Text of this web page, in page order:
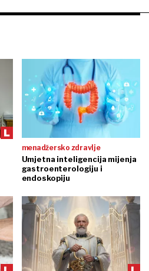
menadžersko zdravlje
Umjetna inteligencija mijenja
gastroenterologiju i
endoskopiju